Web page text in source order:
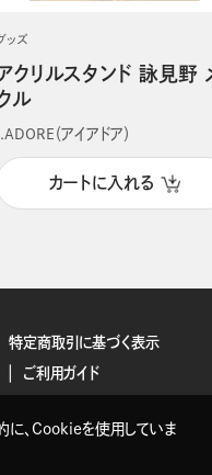
ッズ
クリルスタンド 詠見野
ル
I.ADORE（アイアドア）
カートに入れる
特定商取引に基づく表示
ご利用ガイド
に、Cookieを使用していま